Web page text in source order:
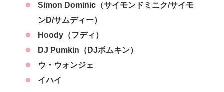
Simon Dominic（サイモンドミニク/サイモ
ンD/サムディー）
Hoody（フディ）
DJ Pumkin（DJポムキン）
ウ・ウォンジェ
イハイ